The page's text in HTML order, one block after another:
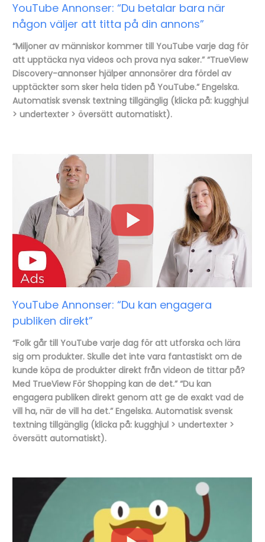
YouTube Annonser: “Du betalar bara när
någon väljer att titta på din annons”
“Miljoner av människor kommer till YouTube varje dag för
att upptäcka nya videos och prova nya saker.” “TrueView
Discovery-annonser hjälper annonsörer dra fördel av
upptäckter som sker hela tiden på YouTube.” Engelska.
Automatisk svensk textning tillgänglig (klicka på: kugghjul
> undertexter > översätt automatiskt).
YouTube Annonser: “Du kan engagera
publiken direkt”
“Folk går till YouTube varje dag för att utforska och lära
sig om produkter. Skulle det inte vara fantastiskt om de
kunde köpa de produkter direkt från videon de tittar på?
Med TrueView För Shopping kan de det.” “Du kan
engagera publiken direkt genom att ge de exakt vad de
vill ha, när de vill ha det.” Engelska. Automatisk svensk
textning tillgänglig (klicka på: kugghjul > undertexter >
översätt automatiskt).